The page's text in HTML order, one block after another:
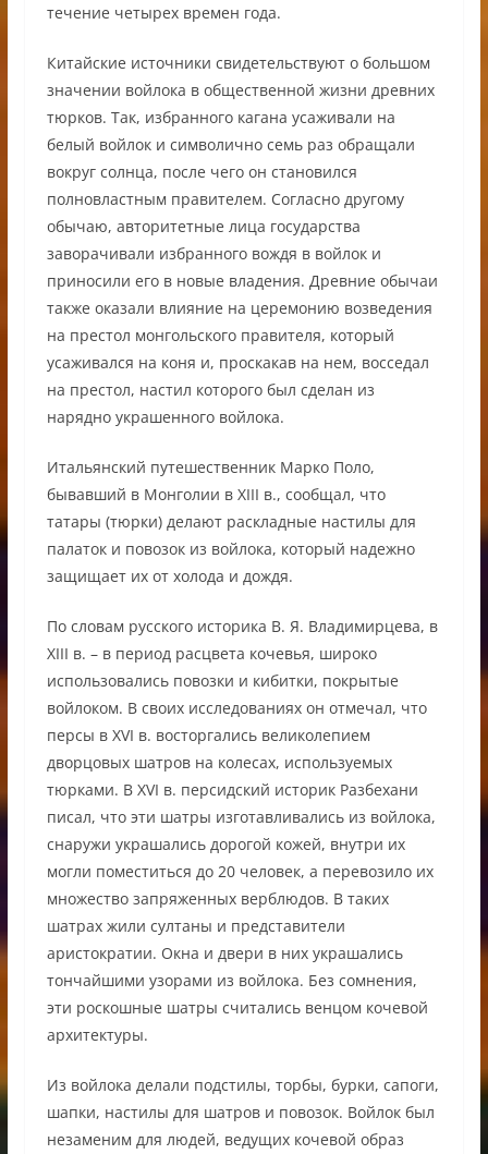
течение четырех времен года.
Китайские источники свидетельствуют о большом
значении войлока в общественной жизни древних
тюрков. Так, избранного кагана усаживали на
белый войлок и символично семь раз обращали
вокруг солнца, после чего он становился
полновластным правителем. Согласно другому
обычаю, авторитетные лица государства
заворачивали избранного вождя в войлок и
приносили его в новые владения. Древние обычаи
также оказали влияние на церемонию возведения
на престол монгольского правителя, который
усаживался на коня и, проскакав на нем, восседал
на престол, настил которого был сделан из
нарядно украшенного войлока.
Итальянский путешественник Марко Поло,
бывавший в Монголии в XIII в., сообщал, что
татары (тюрки) делают раскладные настилы для
палаток и повозок из войлока, который надежно
защищает их от холода и дождя.
По словам русского историка В. Я. Владимирцева, в
XIII в. – в период расцвета кочевья, широко
использовались повозки и кибитки, покрытые
войлоком. В своих исследованиях он отмечал, что
персы в XVI в. восторгались великолепием
дворцовых шатров на колесах, используемых
тюрками. В XVI в. персидский историк Разбехани
писал, что эти шатры изготавливались из войлока,
снаружи украшались дорогой кожей, внутри их
могли поместиться до 20 человек, а перевозило их
множество запряженных верблюдов. В таких
шатрах жили султаны и представители
аристократии. Окна и двери в них украшались
тончайшими узорами из войлока. Без сомнения,
эти роскошные шатры считались венцом кочевой
архитектуры.
Из войлока делали подстилы, торбы, бурки, сапоги,
шапки, настилы для шатров и повозок. Войлок был
незаменим для людей, ведущих кочевой образ